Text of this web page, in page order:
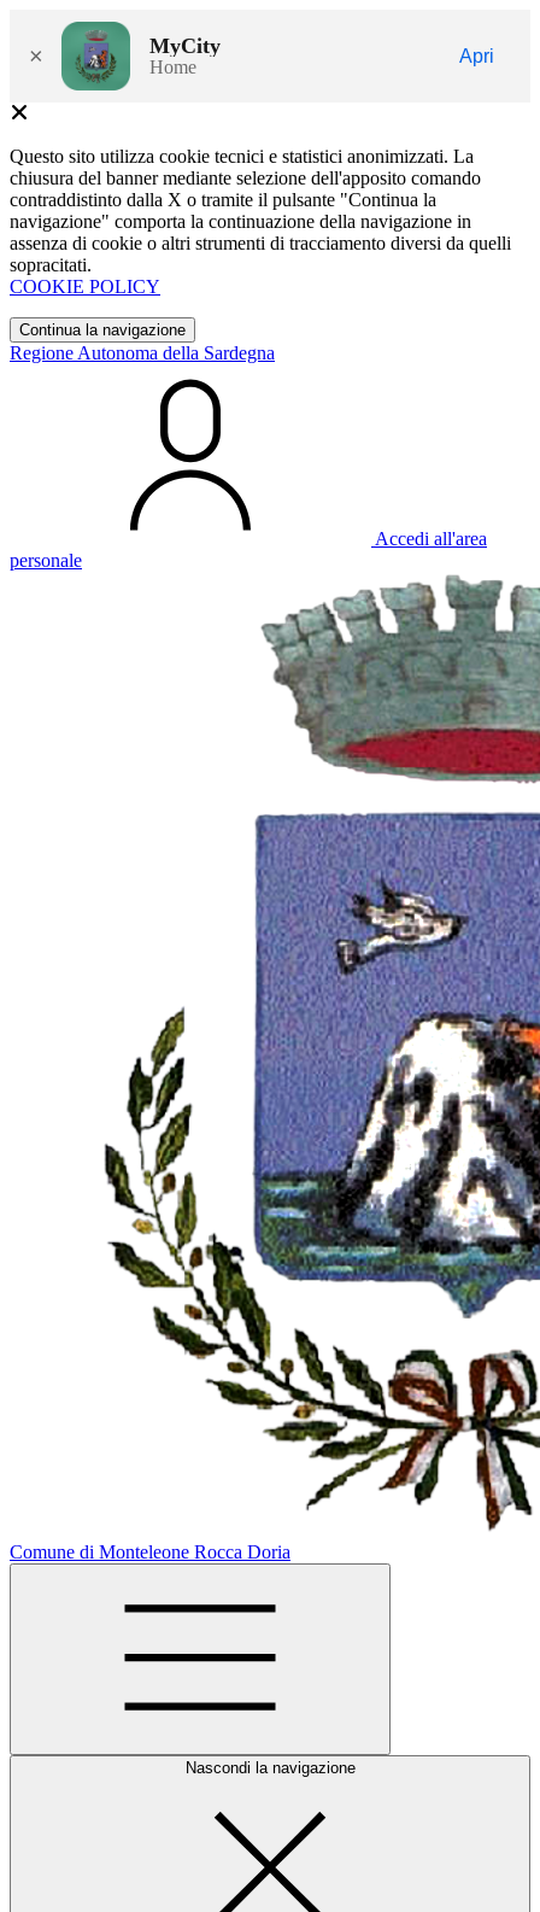
× MyCity
Home
Apri
Questo sito utilizza cookie tecnici e statistici anonimizzati. La
chiusura del banner mediante selezione dell'apposito comando
contraddistinto dalla X o tramite il pulsante "Continua la
navigazione" comporta la continuazione della navigazione in
assenza di cookie o altri strumenti di tracciamento diversi da quelli
sopracitati.
COOKIE POLICY
Continua la navigazione
Regione Autonoma della Sardegna
Accedi all'area
personale
Comune di Monteleone Rocca Doria
Nascondi la navigazione